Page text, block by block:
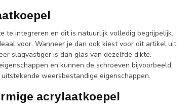
te integreren en dit is natuurlijk volledig begrijpelijk.
voor. Wanneer je dan ook kiest voor dit artikel uit
slagvastiger is dan glas van dezelfde dikte.
en kunnen de schroeven bijvoorbeeld
weersbestandige eigenschappen.
acrylaatkoepel